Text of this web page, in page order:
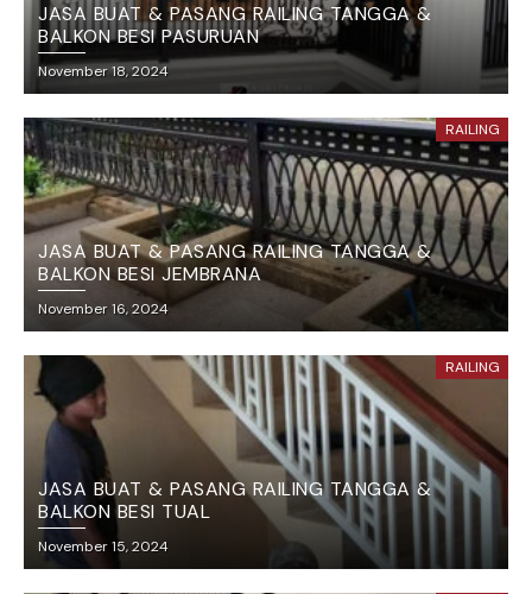
JASA BUAT & PASANG RAILING TANGGA &
BALKON BESI PASURUAN
November 18, 2024
RAILING
JASA BUAT & PASANG RAILING TANGGA &
BALKON BESI JEMBRANA
November 16, 2024
RAILING
JASA BUAT & PASANG RAILING TANGGA &
BALKON BESI TUAL
November 15, 2024